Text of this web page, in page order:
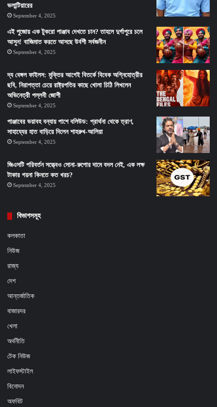
ভলান্টিয়ারের
September 4, 2025
এই পুজোয় এক টুকরো পাঞ্জাব দেখতে চান? তাহলে দুর্গাপুরে চলে
আসুন! বাজিমাত করতে আসছে উর্বশী সর্বজনীন
September 4, 2025
দ্য বেঙ্গল ফাইলস: মুক্তির আগেই বিতর্কে বিবেক অগ্নিহোত্রীর
ছবি, নিরাপত্তা চেয়ে রাষ্ট্রপতির কাছে খোলা চিঠি লিখলেন
অভিনেত্রী পল্লবী জোশী
September 4, 2025
পাঞ্জাবের ভয়াবহ বন্যায় পাশে বলিউড: প্রার্থনা থেকে ত্রাণ,
সাহায্যের হাত বাড়িয়ে দিলেন শাহরুখ-আলিয়া
September 4, 2025
জিএসটি পরিবর্তন সত্ত্বেও সোনা-রুপোর দামে বদল নেই, এক লক্ষ
টাকার গয়না কিনতে কত খরচ?
September 4, 2025
বিভাগসমূহ
কলকাতা
নিউজ
রাজ্য
দেশ
আন্তর্জাতিক
বাজারদর
খেলা
অর্থনীতি
টেক নিউজ
লাইফস্টাইল
বিনোদন
অফবিট